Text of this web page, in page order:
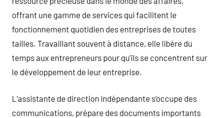
offrant une gamme de services qui facilitent le
fonctionnement quotidien des entreprises de toutes
tailles. Travaillant souvent à distance, elle libère du
temps aux entrepreneurs pour qu’ils se concentrent sur
le développement de leur entreprise.
L’assistante de direction indépendante s’occupe des
communications, prépare des documents importants